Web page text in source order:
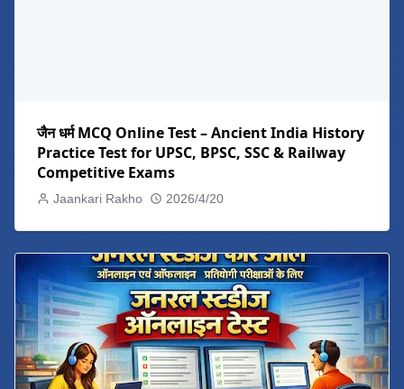
जैन धर्म MCQ Online Test – Ancient India History
Practice Test for UPSC, BPSC, SSC & Railway
Competitive Exams
Jaankari Rakho 2026/4/20